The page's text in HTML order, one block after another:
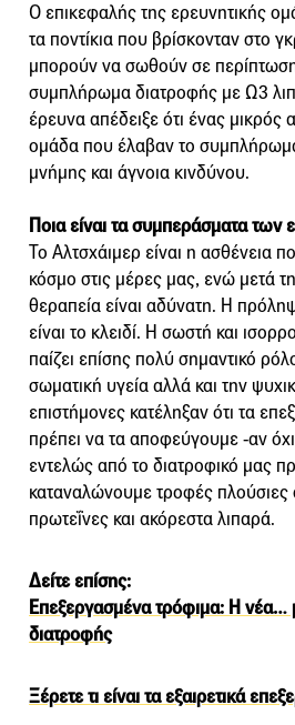
Ο επικεφαλής της ερευνητικής
τα ποντίκια που βρίσκονταν στο
μπορούν να σωθούν σε
συμπλήρωμα διατροφής με Ω3
έρευνα απέδειξε ότι ένας μικρός
ομάδα που έλαβαν το
μνήμης και άγνοια κινδύνου.
Ποια είναι τα συμπεράσματα των
Το Αλτσχάιμερ είναι η ασθένεια
κόσμο στις μέρες μας, ενώ μετά
θεραπεία είναι αδύνατη. Η
είναι το κλειδί. Η σωστή και
παίζει επίσης πολύ σημαντικό
σωματική υγεία αλλά και την
επιστήμονες κατέληξαν ότι τα
πρέπει να τα αποφεύγουμε -αν
εντελώς από το διατροφικό μας
καταναλώνουμε τροφές πλούσιες
πρωτεΐνες και ακόρεστα λιπαρά.
Δείτε επίσης:
Επεξεργασμένα τρόφιμα: Η νέα…
διατροφής
Ξέρετε τι είναι τα εξαιρετικά